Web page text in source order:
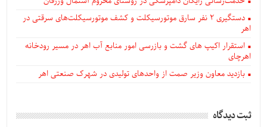
دستگيری ۲ نفر سارق موتورسیکلت و کشف موتورسیکلت‌های سرقتی در
اهر
استقرار اکیپ های گشت و بازرسی امور منابع آب اهر در مسیر رودخانه
اهرچای
بازدید معاون وزیر صمت از واحدهای تولیدی در شهرک صنعتی اهر
ثبت دیدگاه